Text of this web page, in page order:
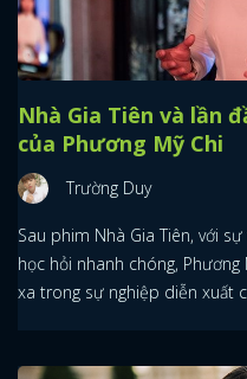
Nhà Gia Tiên và lần
của Phương Mỹ Chi
Trường Duy
Sau phim Nhà Gia Tiên, với
học hỏi nhanh chóng,
xa trong sự nghiệp diễn xuất